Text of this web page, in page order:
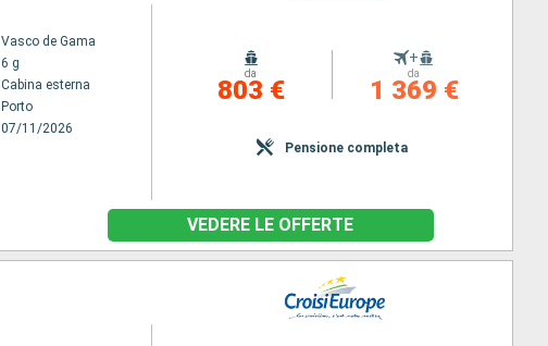
Vasco de Gama
6 g
Cabina esterna
Porto
07/11/2026
da
803 €
+
da
1 369 €
Pensione completa
VEDERE LE OFFERTE